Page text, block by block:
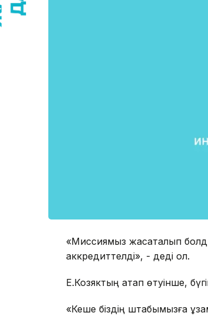
«Миссиямыз жасақталып
аккредиттелді», - деді ол.
Е.Козяктың атап өтуінше,
«Кеше біздің штабымызға